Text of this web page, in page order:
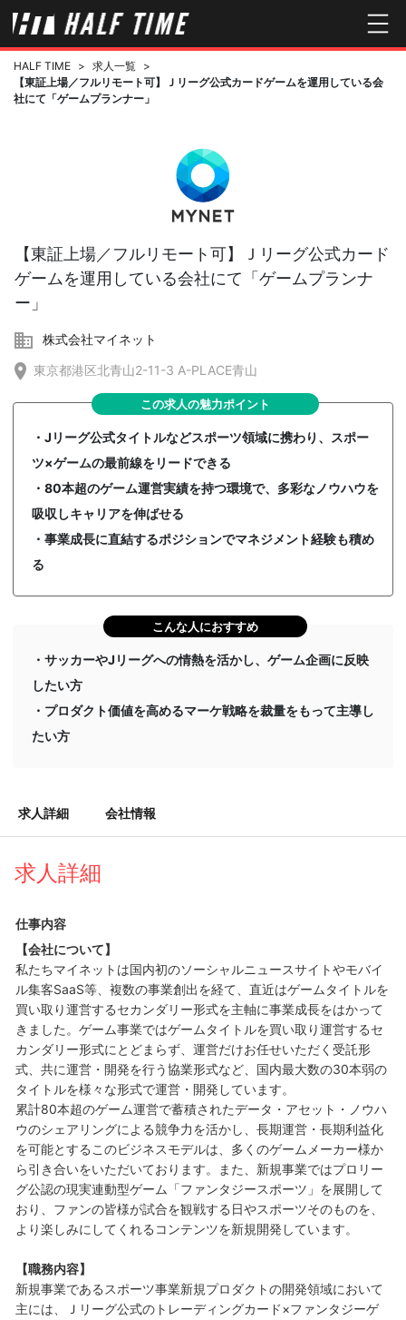
HALF TIME > 求人一覧 >
【東証上場／フルリモート可】Ｊリーグ公式カードゲームを運用している会
社にて「ゲームプランナー」
【東証上場／フルリモート可】Ｊリーグ公式カード
ゲームを運用している会社にて「ゲームプランナ
ー」
株式会社マイネット
東京都港区北青山2-11-3 A-PLACE青山
この求人の魅力ポイント
・Jリーグ公式タイトルなどスポーツ領域に携わり、スポー
ツ×ゲームの最前線をリードできる
・80本超のゲーム運営実績を持つ環境で、多彩なノウハウを
吸収しキャリアを伸ばせる
・事業成長に直結するポジションでマネジメント経験も積め
る
こんな人におすすめ
・サッカーやJリーグへの情熱を活かし、ゲーム企画に反映
したい方
・プロダクト価値を高めるマーケ戦略を裁量をもって主導し
たい方
求人詳細 会社情報
求人詳細
仕事内容
【会社について】
私たちマイネットは国内初のソーシャルニュースサイトやモバイ
ル集客SaaS等、複数の事業創出を経て、直近はゲームタイトルを
買い取り運営するセカンダリー形式を主軸に事業成長をはかって
きました。ゲーム事業ではゲームタイトルを買い取り運営するセ
カンダリー形式にとどまらず、運営だけお任せいただく受託形
式、共に運営・開発を行う協業形式など、国内最大数の30本弱の
タイトルを様々な形式で運営・開発しています。
累計80本超のゲーム運営で蓄積されたデータ・アセット・ノウハ
ウのシェアリングによる競争力を活かし、長期運営・長期利益化
を可能とするこのビジネスモデルは、多くのゲームメーカー様か
ら引き合いをいただいております。また、新規事業ではプロリー
グ公認の現実連動型ゲーム「ファンタジースポーツ」を展開して
おり、ファンの皆様が試合を観戦する日やスポーツそのものを、
より楽しみにしてくれるコンテンツを新規開発しています。
【職務内容】
新規事業であるスポーツ事業新規プロダクトの開発領域において
主には、Ｊリーグ公式のトレーディングカード×ファンタジーゲ